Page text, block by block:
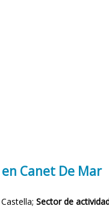
Canet De Mar
Sector de